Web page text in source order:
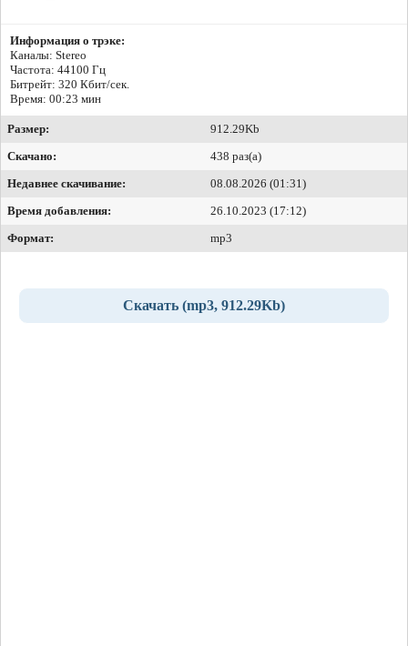
Информация о трэке:
Каналы: Stereo
Частота: 44100 Гц
Битрейт: 320 Кбит/сек.
Время: 00:23 мин
Размер:
912.29Kb
Скачано:
438 раз(а)
Недавнее скачивание:
08.08.2026 (01:31)
Время добавления:
26.10.2023 (17:12)
Формат:
mp3
Скачать (mp3, 912.29Kb)